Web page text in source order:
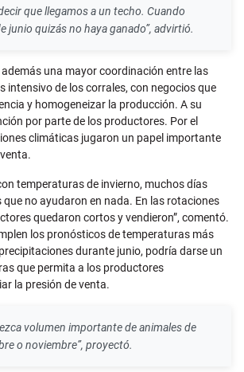
que llegamos a un techo. Cuando
junio quizás no haya ganado”, advirtió.
una mayor coordinación entre las
intensivo de los corrales, con negocios que
y homogeneizar la producción. A su
por parte de los productores. Por el
climáticas jugaron un papel importante
temperaturas de invierno, muchos días
no ayudaron en nada. En las rotaciones
quedaron cortos y vendieron”, comentó.
los pronósticos de temperaturas más
durante junio, podría darse un
que permita a los productores
la presión de venta.
volumen importante de animales de
o noviembre”, proyectó.